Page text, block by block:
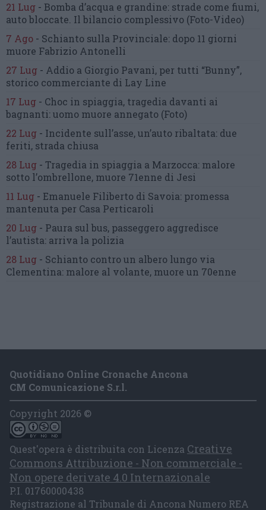
21 Lug - Bomba d’acqua e grandine: strade come fiumi,
auto bloccate. Il bilancio complessivo (Foto-Video)
7 Ago - Schianto sulla Provinciale: dopo 11 giorni
muore Fabrizio Antonelli
27 Lug - Addio a Giorgio Pavani, per tutti “Bunny”,
storico commerciante di Lay Line
17 Lug - Choc in spiaggia, tragedia davanti ai
bagnanti:uomo muore annegato (Foto)
22 Lug - Incidente sull’asse, un’auto ribaltata: due
feriti, strada chiusa
28 Lug - Tragedia in spiaggia a Marzocca: malore
sotto l’ombrellone, muore 71enne di Jesi
11 Lug - Emanuele Filiberto di Savoia: promessa
mantenuta per Casa Perticaroli
20 Lug - Paura sul bus, passeggero aggredisce
l’autista: arriva la polizia
28 Lug - Schianto contro un albero lungo via
Clementina: malore al volante, muore un 70enne
Quotidiano Online Cronache Ancona
CM Comunicazione S.r.l.
Copyright 2026 ©
Quest'opera è distribuita con Licenza Creative
Commons Attribuzione - Non commerciale -
Non opere derivate 4.0 Internazionale
P.I. 01760000438
Registrazione al Tribunale di Ancona Numero REA